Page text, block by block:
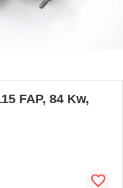
FAP, 84 Kw,